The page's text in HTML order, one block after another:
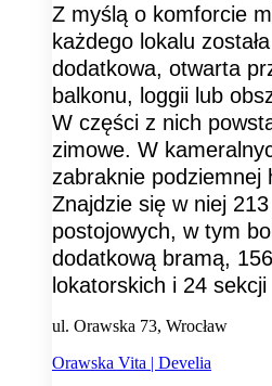
Z myślą o komforcie
każdego lokalu
dodatkowa, otwarta
balkonu, loggii lub
W części z nich
zimowe. W
zabraknie podziemnej
Znajdzie się w niej
postojowych, w tym
dodatkową bramą,
lokatorskich i 24 sekcji
ul. Orawska 73, Wrocław
Orawska Vita | Develia